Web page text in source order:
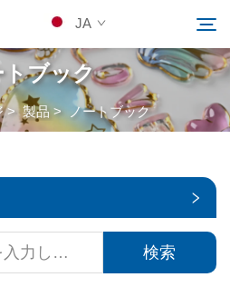
JA
検索
ブック
>製品> ノートブック
検索